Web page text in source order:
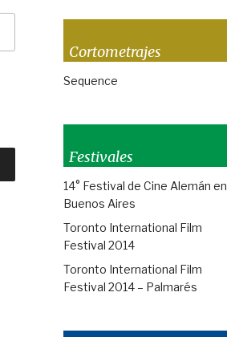
Cortometrajes
Sequence
Festivales
14° Festival de Cine Alemán en
Buenos Aires
Toronto International Film
Festival 2014
Toronto International Film
Festival 2014 – Palmarés